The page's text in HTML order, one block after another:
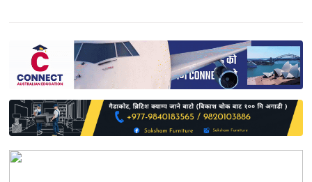
साहित्य
प्रदेश
English